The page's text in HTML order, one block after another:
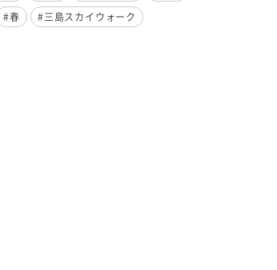
#春
#三島スカイウォーク